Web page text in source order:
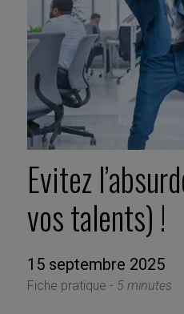
Evitez
vos talents) !
15 septembre 2025
Fiche pratique - 5 minutes